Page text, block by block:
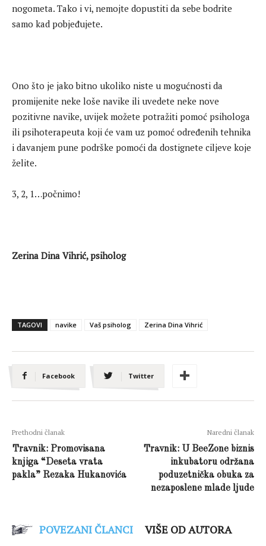
nogometa. Tako i vi, nemojte dopustiti da sebe bodrite
samo kad pobjeđujete.
Ono što je jako bitno ukoliko niste u mogućnosti da
promijenite neke loše navike ili uvedete neke nove
pozitivne navike, uvijek možete potražiti pomoć psihologa
ili psihoterapeuta koji će vam uz pomoć određenih tehnika
i davanjem pune podrške pomoći da dostignete ciljeve koje
želite.
3, 2, 1…počnimo!
Zerina Dina Vihrić, psiholog
TAGOVI navike Vaš psiholog Zerina Dina Vihrić
Facebook Twitter
Prethodni članak
Travnik: Promovisana
knjiga “Deseta vrata
pakla” Rezaka Hukanovića
Naredni članak
Travnik: U BeeZone biznis
inkubatoru održana
poduzetnička obuka za
nezaposlene mlade ljude
POVEZANI ČLANCI VIŠE OD AUTORA